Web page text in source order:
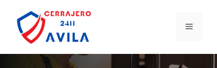
contenido
MENÚ